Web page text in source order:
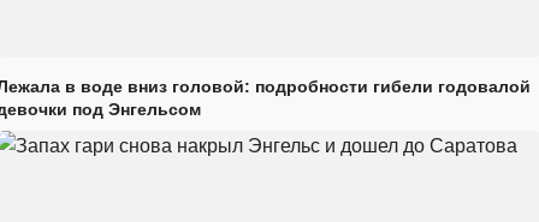
в воде вниз головой: подробности гибели годовалой
под Энгельсом